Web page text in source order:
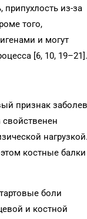
припухлость из-за
того,
и могут
[6, 10, 19–21].
признак
нагрузкой.
костные балки
боли
и костной